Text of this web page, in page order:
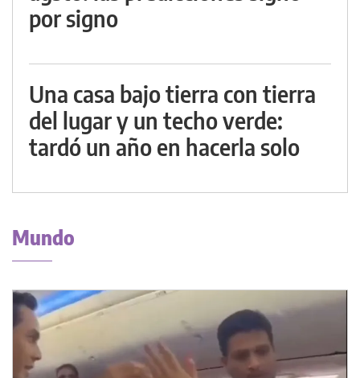
por signo
Una casa bajo tierra con tierra
del lugar y un techo verde:
tardó un año en hacerla solo
Mundo